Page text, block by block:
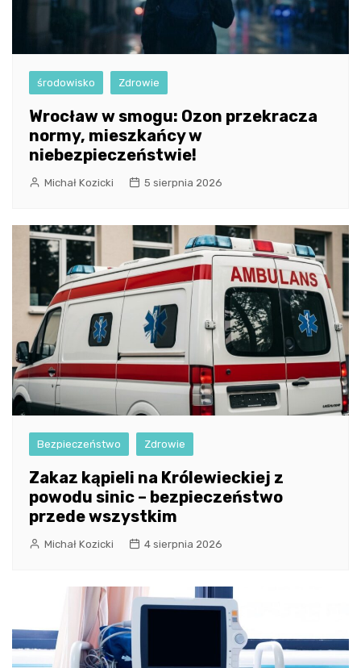
środowisko Zdrowie
Wrocław w smogu: Ozon przekracza
normy, mieszkańcy w
niebezpieczeństwie!
Michał Kozicki 5 sierpnia 2026
Bezpieczeństwo Zdrowie
Zakaz kąpieli na Królewieckiej z
powodu sinic – bezpieczeństwo
przede wszystkim
Michał Kozicki 4 sierpnia 2026